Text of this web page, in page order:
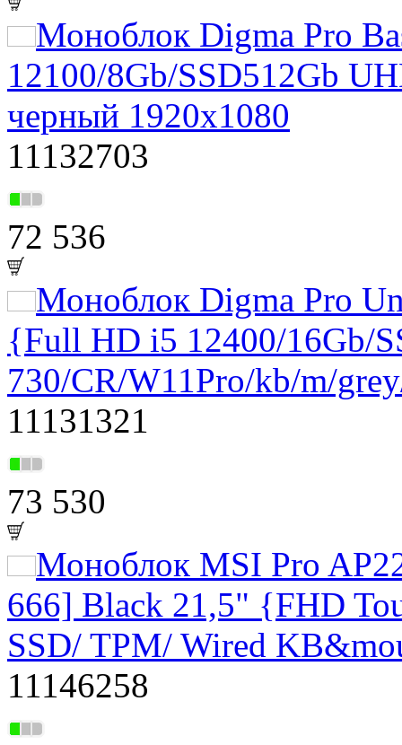
Моноблок Digma Pro
12100/8Gb/SSD512Gb
черный 1920x1080
11132703
72 536
Моноблок Digma Pro
{Full HD i5 12400/16Gb/
730/CR/W11Pro/kb/m/
11131321
73 530
Моноблок MSI Pro
666] Black 21,5" {FHD
SSD/ TPM/ Wired
11146258